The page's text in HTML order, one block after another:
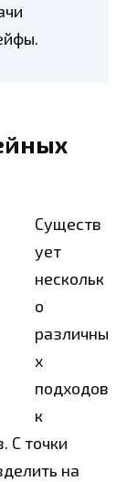
Существ
ует
нескольк
о
различны
х
подходов
к
С точки
на